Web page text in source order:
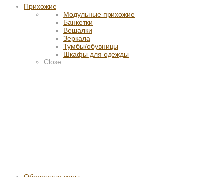
Прихожие
Модульные прихожие
Банкетки
Вешалки
Зеркала
Тумбы/обувницы
Шкафы для одежды
Close